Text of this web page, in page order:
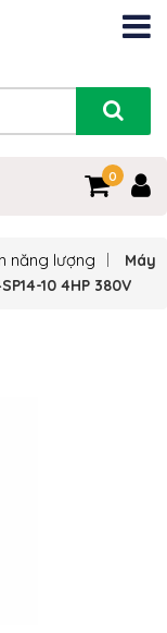
0
năng lượng
Máy
10 4HP 380V